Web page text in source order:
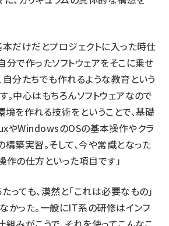
本だけだとプロジェクトに入った時仕
分で作ったソフトウェアをそこに乗せ
自分たちでも作れるような教育という
。中心はもちろんソフトウェアなので
境を作れる技術をということで、基礎
やWindowsのOSの基本操作やクラ
構築実習。そして、今や常識となった
の仕方といった項目です」
っても、漠然と「これは必要なもの」
かった。一般にIT系の研修はインフ